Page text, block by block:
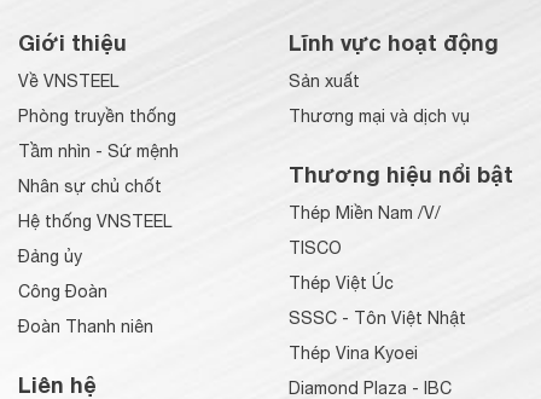
Giới thiệu
Về VNSTEEL
Phòng truyền thống
Tầm nhìn - Sứ mệnh
Nhân sự chủ chốt
Hệ thống VNSTEEL
Đảng ủy
Công Đoàn
Đoàn Thanh niên
Liên hệ
Lĩnh vực hoạt động
Sản xuất
Thương mại và dịch vụ
Thương hiệu nổi bật
Thép Miền Nam /V/
TISCO
Thép Việt Úc
SSSC - Tôn Việt Nhật
Thép Vina Kyoei
Diamond Plaza - IBC